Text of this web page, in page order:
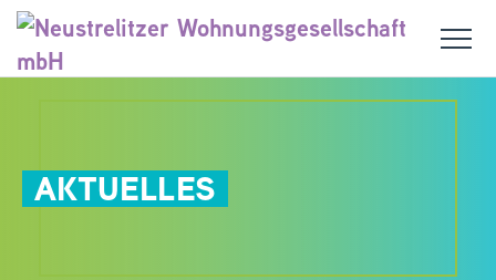
AKTUELLES